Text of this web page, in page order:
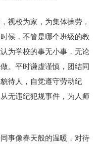
视校为家，为集体操劳，
候，不管是哪个班级的教
为学校的事无小事，无论
。平时谦虚谨慎，团结同
待人，自觉遵守劳动纪
无违纪犯规事件，为人师
事像春天般的温暖，对待